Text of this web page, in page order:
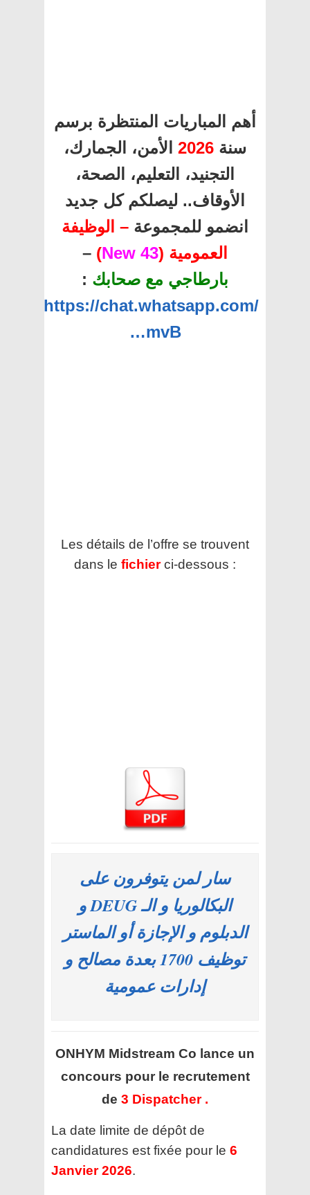
أهم المباريات المنتظرة برسم
سنة 2026 الأمن، الجمارك،
التجنيد، التعليم، الصحة،
الأوقاف.. ليصلكم كل جديد
انضمو للمجموعة – الوظيفة
العمومية (43 New
)
–
بارطاجي مع صحابك :
https://chat.whatsapp.com/
…mvB
Les détails de l’offre se trouvent
dans le fichier ci-dessous :
سار لمن يتوفرون على
البكالوريا و الـ DEUG و
الدبلوم و الإجازة أو الماستر
توظيف 1700 بعدة مصالح و
إدارات عمومية
ONHYM Midstream Co lance un
concours pour le recrutement
de 3 Dispatcher .
La date limite de dépôt de
candidatures est fixée pour le 6
Janvier 2026.